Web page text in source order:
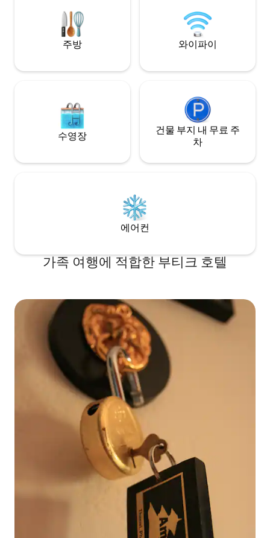
design, and local hospitality at its finest.
Please message for availability.
주방 와이파이
수영장
건물 부지 내 무료 주
차
에어컨
가족 여행에 적합한 부티크 호텔